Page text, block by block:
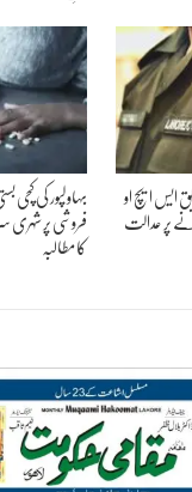
ایس ایچ او
پر عدالت
بہاولپور کی کچی
فروشی پر شہری
کا مطالبہ